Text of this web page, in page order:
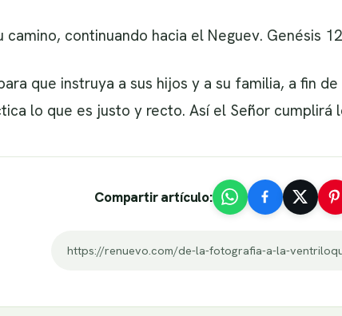
camino, continuando hacia el Neguev. Genésis
que instruya a sus hijos y a su familia, a fin
lo que es justo y recto. Así el Señor cumplirá
Compartir artículo:
https://renuevo.com/de-la-fotografia-a-la-